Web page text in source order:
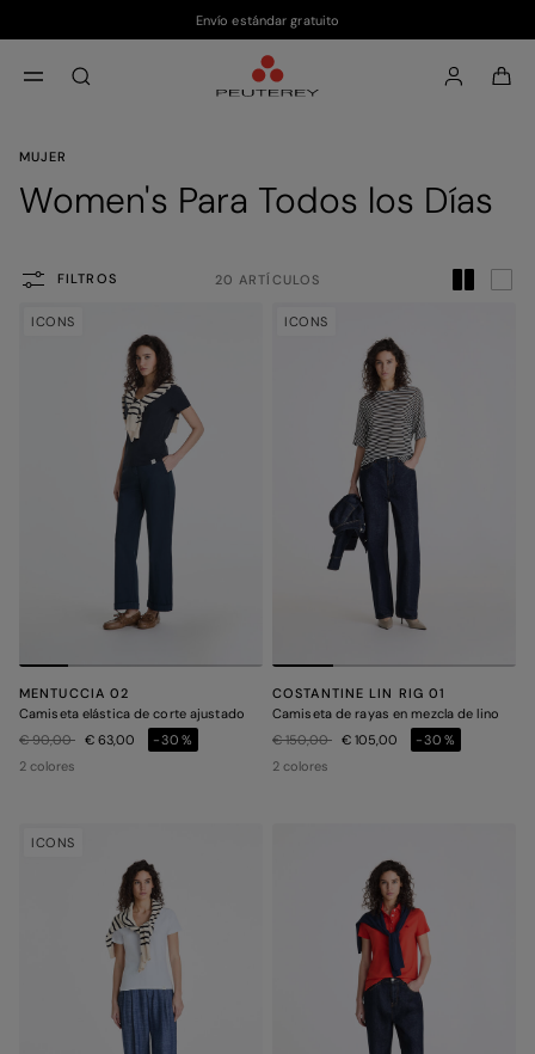
Envío estándar gratuito
MUJER
Women's Para Todos los Días
FILTROS 20 ARTÍCULOS
ICONS
MENTUCCIA 02
Camiseta elástica de corte ajustado
Precio rebajado de
€ 90,00a € 63,00
-30%
2 colores
ICONS
COSTANTINE LIN RIG 01
Camiseta de rayas en mezcla de lino
Precio rebajado de
€ 150,00a € 105,00
-30%
2 colores
ICONS